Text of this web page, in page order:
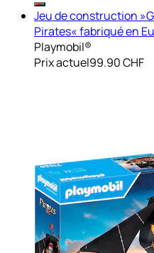
Jeu de construction
Pirates« fabriqué en
Playmobil®
Prix actuel99.90 CHF